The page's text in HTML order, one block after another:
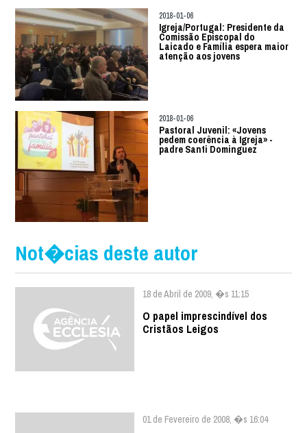
2018-01-06
Igreja/Portugal: Presidente da
Comissão Episcopal do
Laicado e Família espera maior
atenção aos jovens
2018-01-06
Pastoral Juvenil: «Jovens
pedem coerência à Igreja» -
padre Santi Dominguez
Not�cias deste autor
18 de Abril de 2009, �s 11:15
O papel imprescindível dos
Cristãos Leigos
01 de Fevereiro de 2008, �s 16:04